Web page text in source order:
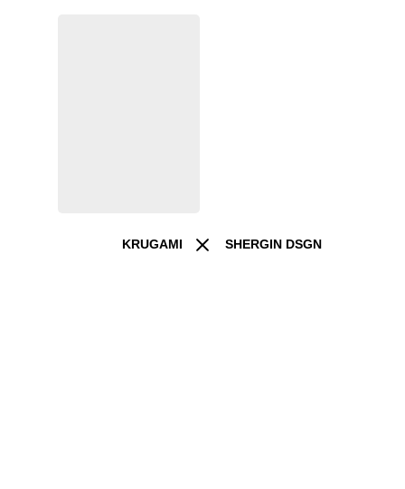
KRUGAMI SHERGIN DSGN